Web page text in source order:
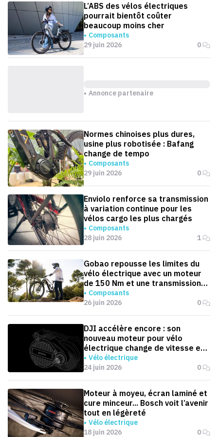
L’ABS des vélos électriques
pourrait bientôt coûter
beaucoup moins cher
Composants
29 juin 2026
0
Annonce partenaire
Normes chinoises plus dures,
usine plus robotisée : Bafang
change de tempo
Composants
29 juin 2026
0
Enviolo renforce sa transmission
à variation continue pour les
vélos cargo les plus chargés
Composants
28 juin 2026
1
Gobao repousse les limites du
vélo électrique avec un moteur
de 150 Nm et une transmission
automatique
Composants
26 juin 2026
0
DJI accélère encore : son
nouveau moteur pour vélo
électrique change de vitesse en
0,1 seconde
Vélo électrique
24 juin 2026
0
Moteur à moyeu, écran laminé et
cure minceur... Bosch voit l’avenir
tout en légèreté
Vélo électrique
18 juin 2026
0